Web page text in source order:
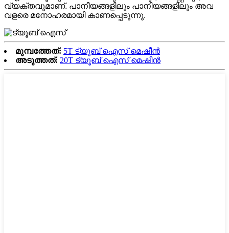
വ്യക്തവുമാണ്. പാനീയങ്ങളിലും പാനീയങ്ങളിലും അവ
വളരെ മനോഹരമായി കാണപ്പെടുന്നു.
മുമ്പത്തേത്: 5T ട്യൂബ് ഐസ് മെഷീൻ
അടുത്തത്: 20T ട്യൂബ് ഐസ് മെഷീൻ